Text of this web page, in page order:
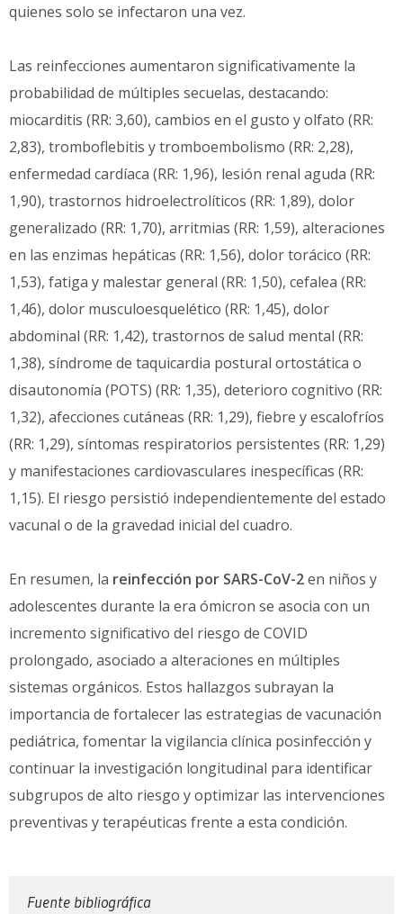
quienes solo se infectaron una vez.
Las reinfecciones aumentaron significativamente la
probabilidad de múltiples secuelas, destacando:
miocarditis (RR: 3,60), cambios en el gusto y olfato (RR:
2,83), tromboflebitis y tromboembolismo (RR: 2,28),
enfermedad cardíaca (RR: 1,96), lesión renal aguda (RR:
1,90), trastornos hidroelectrolíticos (RR: 1,89), dolor
generalizado (RR: 1,70), arritmias (RR: 1,59), alteraciones
en las enzimas hepáticas (RR: 1,56), dolor torácico (RR:
1,53), fatiga y malestar general (RR: 1,50), cefalea (RR:
1,46), dolor musculoesquelético (RR: 1,45), dolor
abdominal (RR: 1,42), trastornos de salud mental (RR:
1,38), síndrome de taquicardia postural ortostática o
disautonomía (POTS) (RR: 1,35), deterioro cognitivo (RR:
1,32), afecciones cutáneas (RR: 1,29), fiebre y escalofríos
(RR: 1,29), síntomas respiratorios persistentes (RR: 1,29)
y manifestaciones cardiovasculares inespecíficas (RR:
1,15). El riesgo persistió independientemente del estado
vacunal o de la gravedad inicial del cuadro.
En resumen, la reinfección por SARS-CoV-2en niños y
adolescentes durante la era ómicron se asocia con un
incremento significativo del riesgo de COVID
prolongado, asociado a alteraciones en múltiples
sistemas orgánicos. Estos hallazgos subrayan la
importancia de fortalecer las estrategias de vacunación
pediátrica, fomentar la vigilancia clínica posinfección y
continuar la investigación longitudinal para identificar
subgrupos de alto riesgo y optimizar las intervenciones
preventivas y terapéuticas frente a esta condición.
Fuente bibliográfica